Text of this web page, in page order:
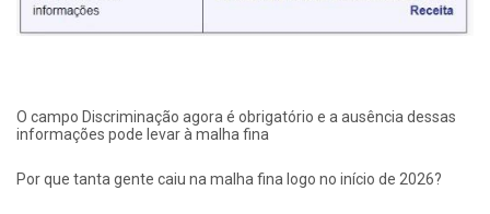
O campo Discriminação agora é obrigatório e a ausência dessas
informações pode levar à malha fina
Por que tanta gente caiu na malha fina logo no início de 2026?